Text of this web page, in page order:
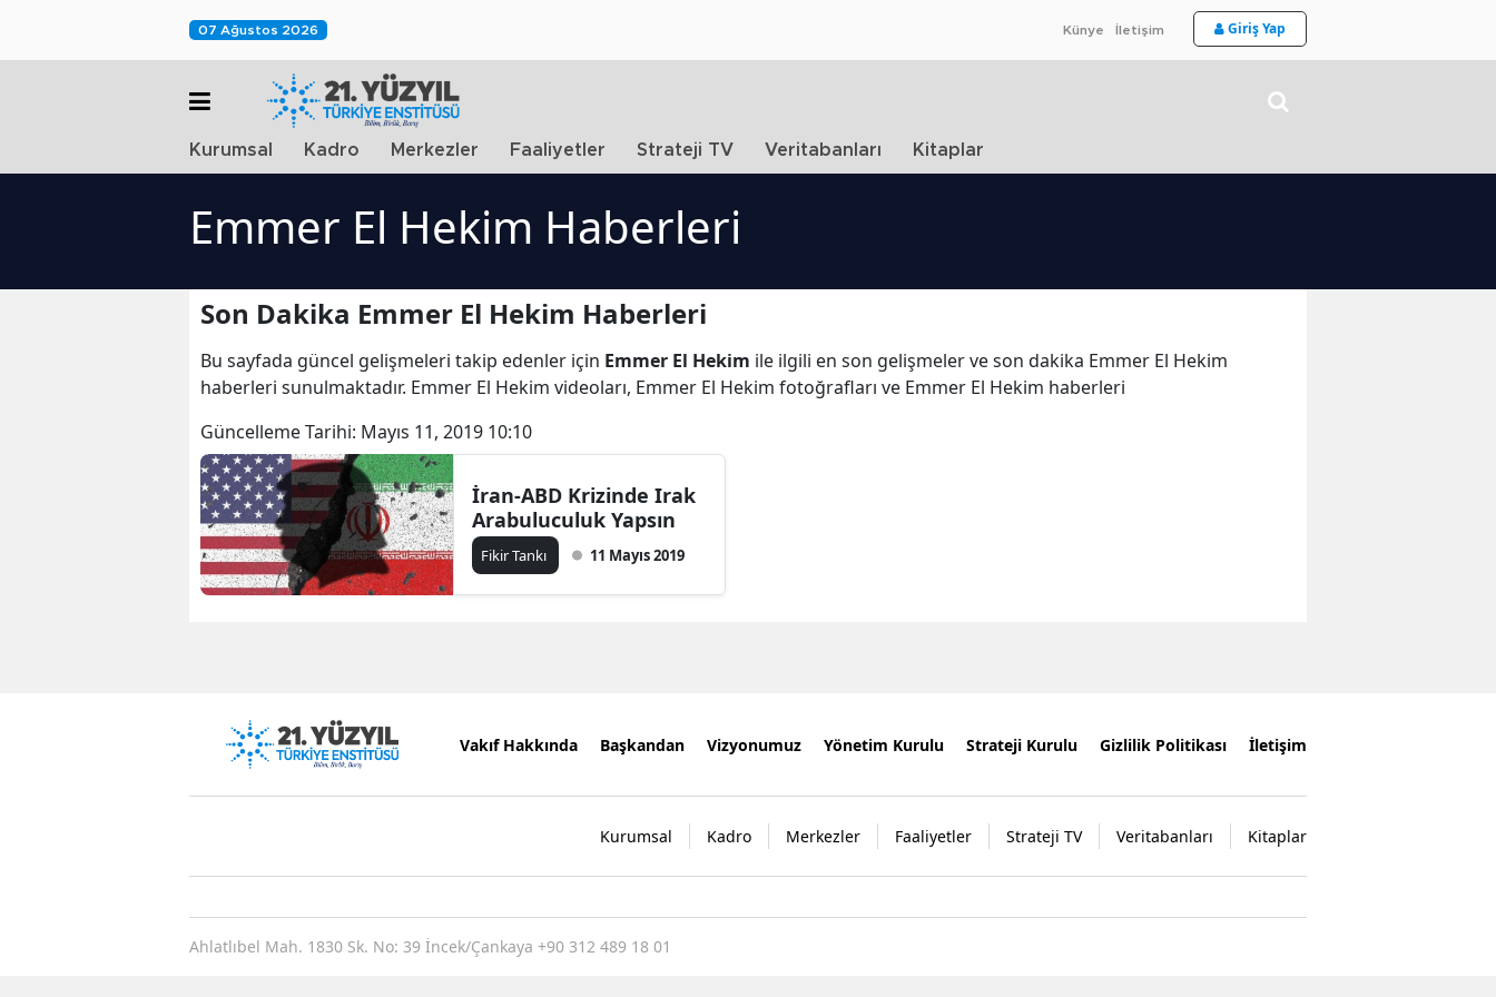
07 Ağustos 2026 Künye İletişim Giriş Yap
Kurumsal Kadro Merkezler Faaliyetler Strateji TV Veritabanları Kitaplar
Emmer El Hekim Haberleri
Son Dakika Emmer El Hekim Haberleri
Bu sayfada güncel gelişmeleri takip edenler için Emmer El Hekim ile ilgili en son gelişmeler ve son dakika Emmer El Hekim
haberleri sunulmaktadır. Emmer El Hekim videoları, Emmer El Hekim fotoğrafları ve Emmer El Hekim haberleri
Güncelleme Tarihi: Mayıs 11, 2019 10:10
İran-ABD Krizinde Irak
Arabuluculuk Yapsın
Fikir Tankı 11 Mayıs 2019
Vakıf Hakkında Başkandan Vizyonumuz Yönetim Kurulu Strateji Kurulu Gizlilik Politikası İletişim
Kurumsal Kadro Merkezler Faaliyetler Strateji TV Veritabanları Kitaplar
Ahlatlıbel Mah. 1830 Sk. No: 39 İncek/Çankaya +90 312 489 18 01